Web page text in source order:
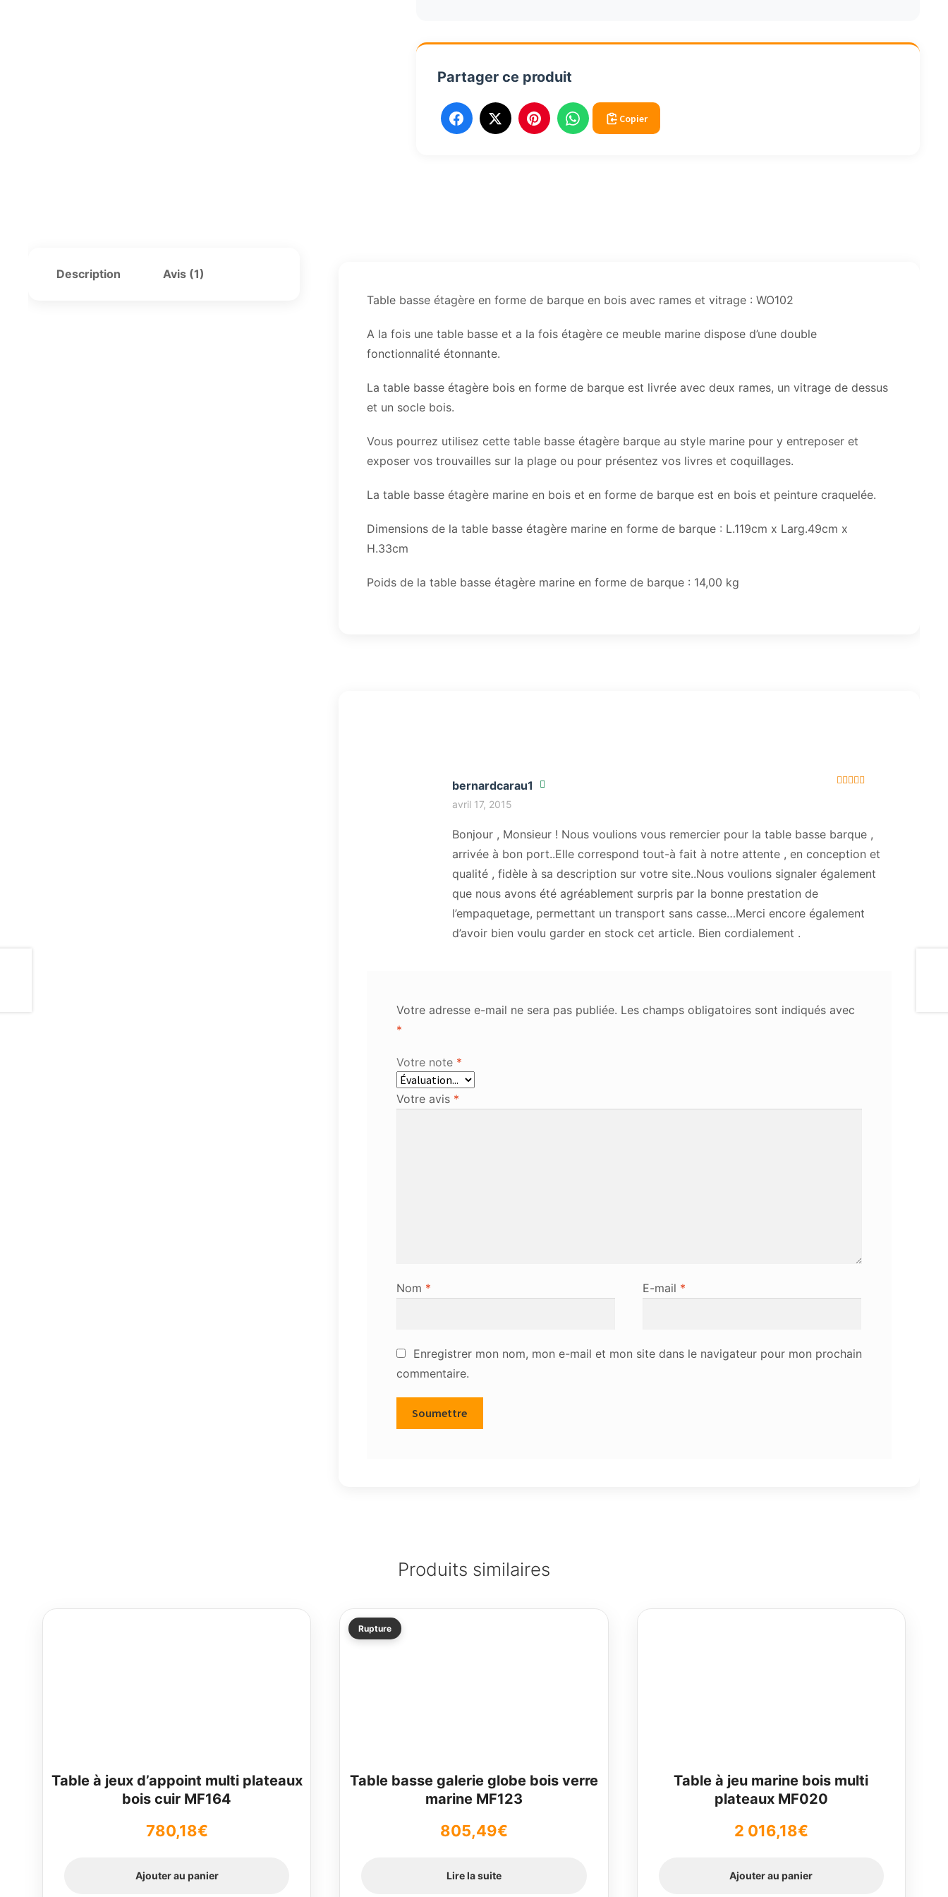
barque
Partager ce produit
Copier
Description
Avis (1)
Table basse étagère en forme de barque en bois avec rames et vitrage : WO102
A la fois une table basse et a la fois étagère ce meuble marine dispose d’une double
fonctionnalité étonnante.
La table basse étagère bois en forme de barque est livrée avec deux rames, un vitrage de dessus
et un socle bois.
Vous pourrez utilisez cette table basse étagère barque au style marine pour y entreposer et
exposer vos trouvailles sur la plage ou pour présentez vos livres et coquillages.
La table basse étagère marine en bois et en forme de barque est en bois et peinture craquelée.
Dimensions de la table basse étagère marine en forme de barque : L.119cm x Larg.49cm x
H.33cm
Poids de la table basse étagère marine en forme de barque : 14,00 kg
bernardcarau1
avril 17, 2015
Bonjour , Monsieur ! Nous voulions vous remercier pour la table basse barque ,
arrivée à bon port..Elle correspond tout-à fait à notre attente , en conception et
qualité , fidèle à sa description sur votre site..Nous voulions signaler également
que nous avons été agréablement surpris par la bonne prestation de
l’empaquetage, permettant un transport sans casse…Merci encore également
d’avoir bien voulu garder en stock cet article. Bien cordialement .
Votre adresse e-mail ne sera pas publiée. Les champs obligatoires sont indiqués avec
*
Votre note *
Votre avis *
Nom * E-mail *
Enregistrer mon nom, mon e-mail et mon site dans le navigateur pour mon prochain
commentaire.
Produits similaires
Table à jeux d’appoint multi plateaux
bois cuir MF164
780,18€
Ajouter au panier
Rupture
Table basse galerie globe bois verre
marine MF123
805,49€
Lire la suite
Table à jeu marine bois multi
plateaux MF020
2 016,18€
Ajouter au panier